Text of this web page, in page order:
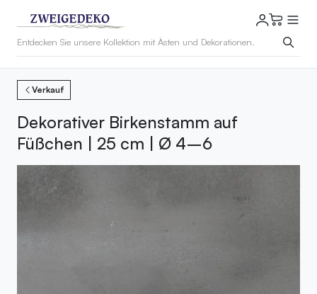
Verkauf
Dekorativer Birkenstamm auf
Füßchen | 25 cm | Ø 4–6